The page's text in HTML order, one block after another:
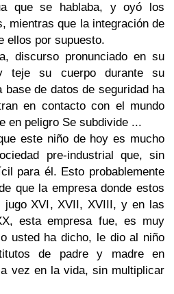
que se hablaba, y oyó los
mientras que la integración de
ellos por supuesto.
discurso pronunciado en su
teje su cuerpo durante su
de datos de seguridad ha
en contacto con el mundo
en peligro Se subdivide ...
este niño de hoy es mucho
pre-industrial que, sin
para él. Esto probablemente
que la empresa donde estos
jugo XVI, XVII, XVIII, y en las
esta empresa fue, es muy
usted ha dicho, le dio al niño
de padre y madre en
vez en la vida, sin multiplicar